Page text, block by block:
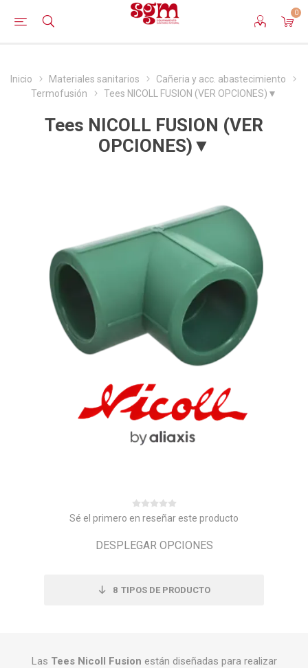
0
Inicio Materiales sanitarios
Cañeria y acc. abastecimiento
Termofusión
Tees NICOLL FUSION (VER OPCIONES)▼
Tees NICOLL FUSION (VER
OPCIONES)▼
Sé el primero en reseñar este producto
DESPLEGAR OPCIONES
8 TIPOS DE PRODUCTO
Las Tees Nicoll Fusion están diseñadas para realizar